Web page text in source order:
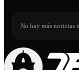
No hay más noticias